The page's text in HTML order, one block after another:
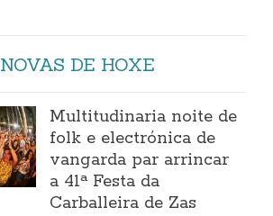
NOVAS DE HOXE
Multitudinaria noite de
folk e electrónica de
vangarda par arrincar
a 41ª Festa da
Carballeira de Zas